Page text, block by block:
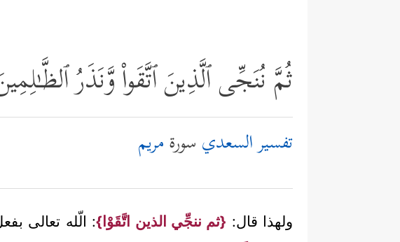
ثُمَّ نُنَجِّی ٱلَّذِینَ ٱتَّقَواْ وَّنَذَرُ
تفسير السعدي سورةمريم
ولهذا قال: {ثم ننجِّي الذين اتَّقَوْا}: الّله تعالى